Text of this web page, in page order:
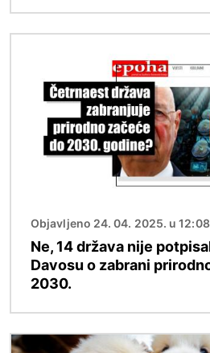
Objavljeno 24. 04. 2025. u 12:08
Ne, 14 država nije
Davosu o zabrani
2030.
Slika